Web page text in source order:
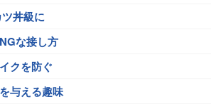
丼級に
な接し方
クを防ぐ
与える趣味